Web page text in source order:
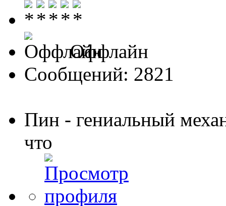
Оффлайн
Сообщений: 2821
Пин - гениальный
что